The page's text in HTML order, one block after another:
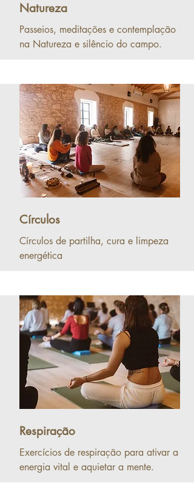
Natureza
Passeios, meditações e contemplação
na Natureza e silêncio do campo.
Círculos
Círculos de partilha, cura e limpeza
energética
Respiração
Exercícios de respiração para ativar a
energia vital e aquietar a mente.